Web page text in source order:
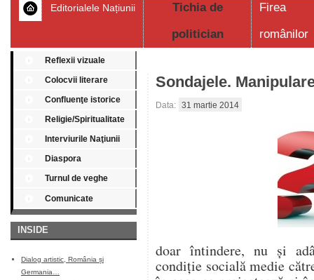
Editorialele Națiunii
Tichia de
politician
Firea
românilor
Reflexii vizuale
Colocvii literare
Confluenţe istorice
Religie/Spiritualitate
Interviurile Naţiunii
Diaspora
Turnul de veghe
Comunicate
INSIDE
Dialog artistic, România și
Germania…
Sondajele.
Data: 31 martie 2014
doar întindere, nu și
condiție socială medie